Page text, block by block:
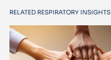
RELATED RESPIRATORY INSIGHTS